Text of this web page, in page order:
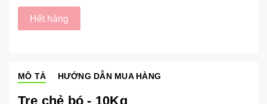
Hết hàng
MÔ TẢ HƯỚNG DẪN MUA HÀNG
Tre chẻ bó - 10Kg